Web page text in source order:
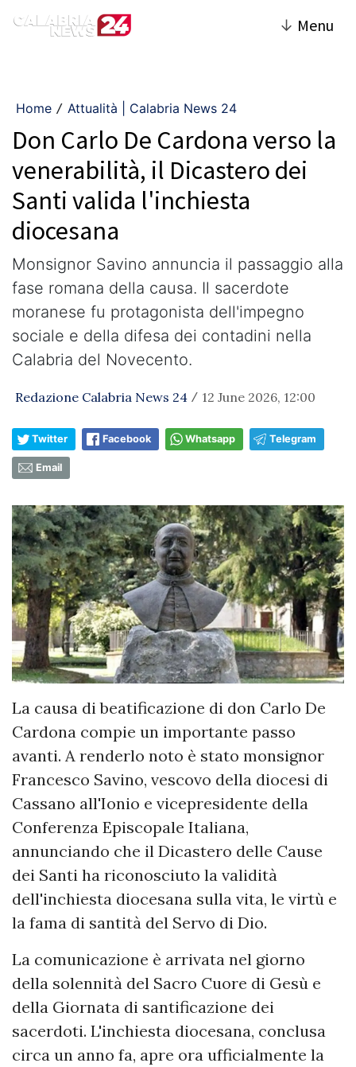
↓ Menu
Home / Attualità | Calabria News 24
Don Carlo De Cardona verso la
venerabilità, il Dicastero dei
Santi valida l'inchiesta
diocesana
Monsignor Savino annuncia il passaggio alla
fase romana della causa. Il sacerdote
moranese fu protagonista dell'impegno
sociale e della difesa dei contadini nella
Calabria del Novecento.
Redazione Calabria News 24 / 12 June 2026, 12:00
Twitter Facebook Whatsapp Telegram
Email
La causa di beatificazione di don Carlo De
Cardona compie un importante passo
avanti. A renderlo noto è stato monsignor
Francesco Savino, vescovo della diocesi di
Cassano all'Ionio e vicepresidente della
Conferenza Episcopale Italiana,
annunciando che il Dicastero delle Cause
dei Santi ha riconosciuto la validità
dell'inchiesta diocesana sulla vita, le virtù e
la fama di santità del Servo di Dio.
La comunicazione è arrivata nel giorno
della solennità del Sacro Cuore di Gesù e
della Giornata di santificazione dei
sacerdoti. L'inchiesta diocesana, conclusa
circa un anno fa, apre ora ufficialmente la